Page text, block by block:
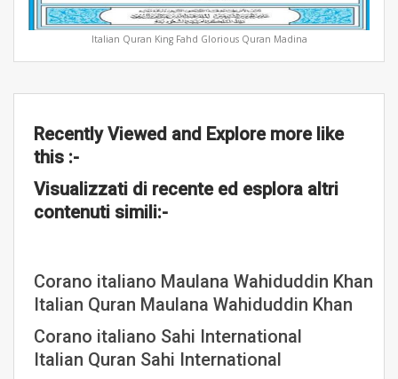
Italian Quran King Fahd Glorious Quran Madina
Recently Viewed and Explore more like
this :-
Visualizzati di recente ed esplora altri
contenuti simili:-
Corano italiano Maulana Wahiduddin Khan
Italian Quran Maulana Wahiduddin Khan
Corano italiano Sahi International
Italian Quran Sahi International